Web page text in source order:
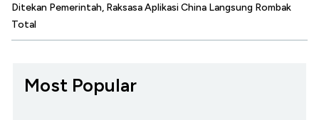
Ditekan Pemerintah, Raksasa Aplikasi China Langsung Rombak
Total
Most Popular